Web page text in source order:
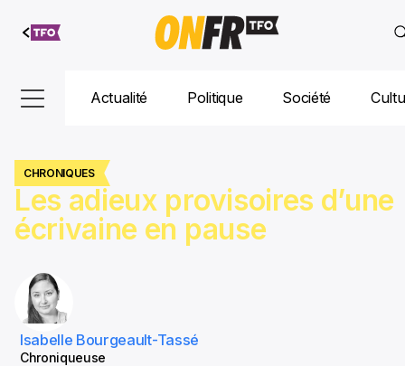
Aller au
contenu
Actualité Politique Société
CHRONIQUES
Les adieux provisoires d’une
écrivaine en pause
Isabelle Bourgeault-Tassé
Chroniqueuse